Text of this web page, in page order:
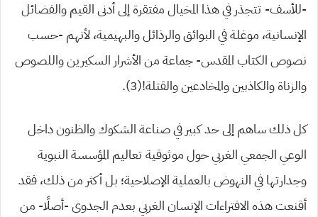
-للأسف- تتجذر في هذا المخيال مفتقرة إلى أدنى القيم والفضائل
الإنسانية، موغلة في البوائق والرذائل والبهيمية، لأنهم -حسب
نصوص الكتاب المقدس- جماعة من الأشرار السكيرين واللصوص
والزناة والكاذبين والمخادعين والقتلة!(3).
كل ذلك ساهم إلى حد كبير في صناعة الشكوك والظنون داخل
الوعي الجمعي الغربي حول موثوقية تعاليم المؤسسة النبوية
وجدارتها في النهوض بالعملية الإصلاحية؛ بل أكثر من ذلك، فقد
أقنعت هذه الافتراءات الإنسان الغربي بعدم الجدوى -أصلًا- من